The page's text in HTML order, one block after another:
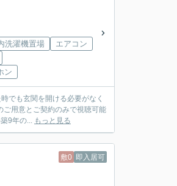
洗濯機置場
エアコン
ン
でも玄関を開ける必要がなく
ご用意とご契約のみで視聴可能
9年の... もっと見る
敷0 即入居可